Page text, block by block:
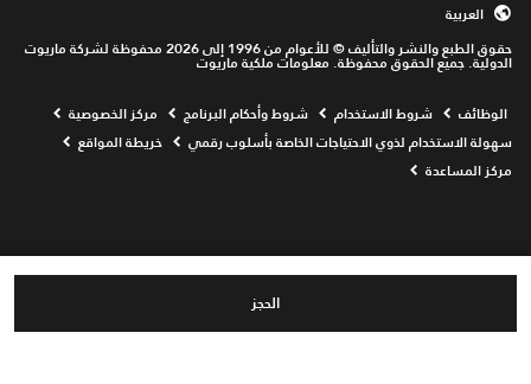
الحجز
حقوق الطبع والنشر والتأليف © للأعوام من 1996 إلى 2026 محفوظة لشركة ماريوت
الدولية. جميع الحقوق محفوظة. معلومات ملكية ماريوت
العربية
الوظائف Opens a new window
شروط الاستخدام شروط وأحكام البرنامج
مركز الخصوصية
سهولة الاستخدام لذوي الاحتياجات الخاصة بأسلوب رقمي
خريطة المواقع
مركز المساعدة